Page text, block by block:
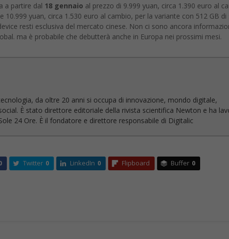
a partire dal 18 gennaio al prezzo di 9.999 yuan, circa 1.390 euro al
10.999 yuan, circa 1.530 euro al cambio, per la variante con 512 GB di
resti esclusiva del mercato cinese. Non ci sono ancora
ma è probabile che debutterà anche in Europa nei prossimi mesi.
da oltre 20 anni si occupa di innovazione, mondo digitale,
È stato direttore editoriale della rivista scientifica Newton e ha
24 Ore. È il fondatore e direttore responsabile di Digitalic
Twitter 0 LinkedIn 0 Flipboard Buffer 0